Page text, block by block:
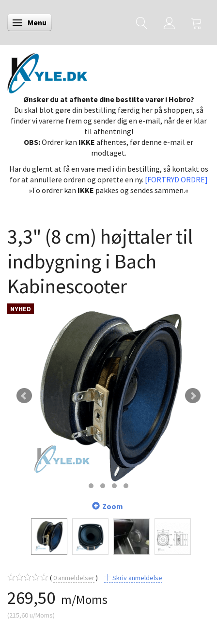
Skifte navigation
Menu
Ønsker du at afhente dine bestilte varer i Hobro?
Du skal blot gøre din bestilling færdig her på shoppen, så
finder vi varerne frem og sender dig en e-mail, når de er klar
til afhentning!
OBS:Ordrer kan IKKE afhentes, før denne e-mail er
modtaget.
Har du glemt at få en vare med i din bestilling, så kontakt os
for at annullere ordren og oprette en ny. [FORTRYD ORDRE]
»To ordrer kan IKKE pakkes og sendes sammen.«
3,3" (8 cm) højttaler til
indbygning i Bach
Kabinescooter
NYHED
Zoom
0 anmeldelser Skriv anmeldelse
269,50 m/Moms
(215,60 u/Moms)